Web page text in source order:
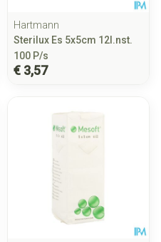
Hartmann
Sterilux Es 5x5cm 12l.nst.
100 P/s
€ 3,57